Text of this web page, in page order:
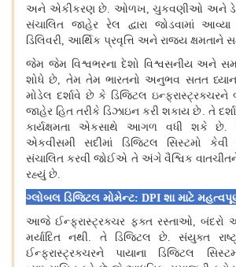
અને એકીકરણ છે ઓળખ ચુકવણીઓ અને
સંચાલિત જાહેર રેલ દ્વારા જોડવામાં
ડિલિવરી આર્થિક પ્રવૃત્તિ અને રાજ્ય
જેમ જેમ વિશ્વભરના દેશો વિશ્વસનીય અને
શોધે છે
તેમ તેમ ભારતનો અનુભવ સતત
મોડેલ દર્શાવે છે કે ડિજિટલ ઇન્ફ્રાસ્ટ્રક્ચરને
જાહેર હિત તરીકે ડિઝાઇન કરી શકાય છે તે
કાર્યક્ષમતા એકસાથે આગળ વધી શકે છે .
એકવીસમી સદીમાં ડિજિટલ સિસ્ટમો
સંચાલિત કરવી જોઈએ તે અંગે વૈશ્વિક
રહ્યું છે
ગ્લોબલ ડિજિટલ મોમેન્ટ: DPI શા માટે
આજે ઈન્ફ્રાસ્ટ્રક્ચર ફક્ત રસ્તાઓ
બંદરો
મર્યાદિત નથી
તે ડિજિટલ છે .સંયુક્ત
ઈન્ફ્રાસ્ટ્રક્ચરને પાયાના ડિજિટલ